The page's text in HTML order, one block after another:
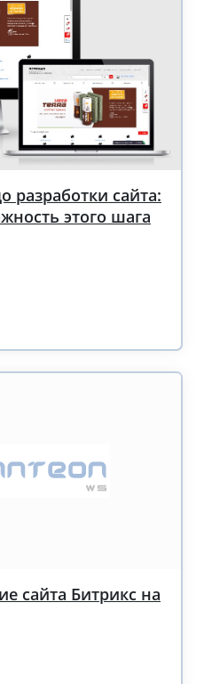
разработки сайта:
этого шага
сайта Битрикс на